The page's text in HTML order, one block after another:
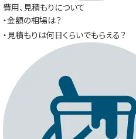
費用、見積もりについて
・金額の相場は？
・見積もりは何日くらいでもらえる？